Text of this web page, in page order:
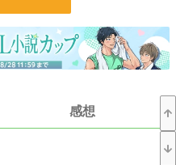
感想